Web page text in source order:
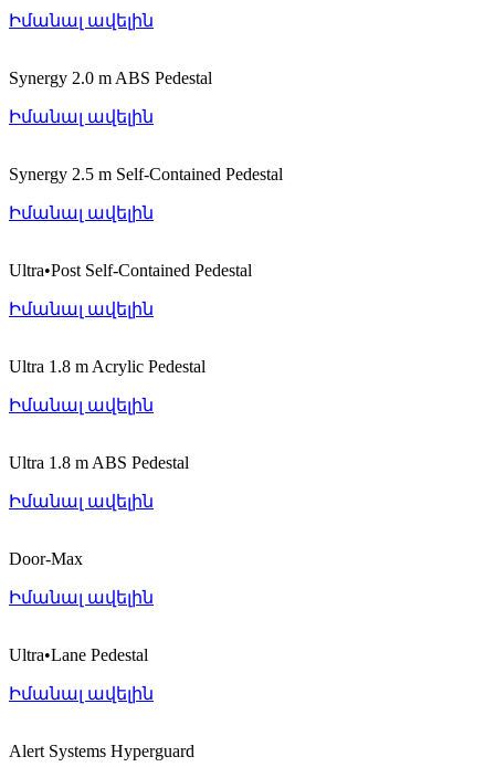
Իմանալ ավելին
Synergy 2.0 m ABS Pedestal
Իմանալ ավելին
Synergy 2.5 m Self-Contained Pedestal
Իմանալ ավելին
Ultra•Post Self-Contained Pedestal
Իմանալ ավելին
Ultra 1.8 m Acrylic Pedestal
Իմանալ ավելին
Ultra 1.8 m ABS Pedestal
Իմանալ ավելին
Door-Max
Իմանալ ավելին
Ultra•Lane Pedestal
Իմանալ ավելին
Alert Systems Hyperguard